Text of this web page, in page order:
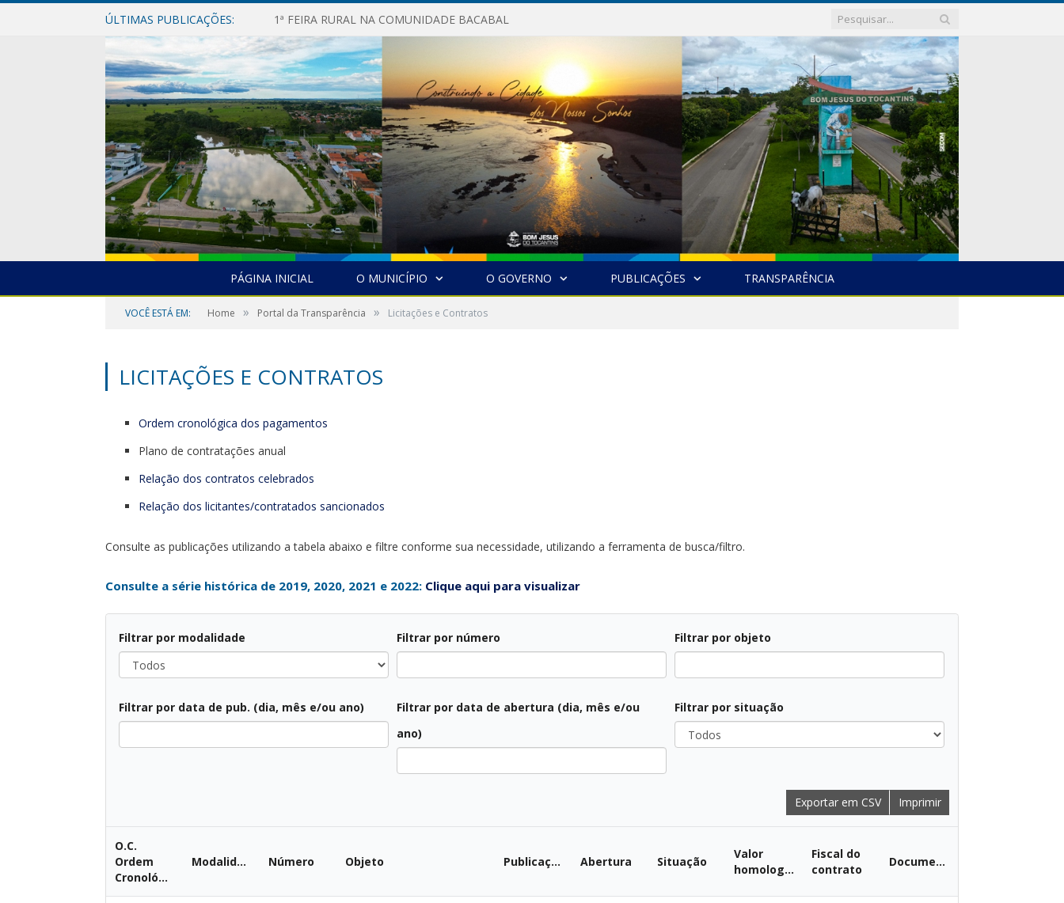
ÚLTIMAS PUBLICAÇÕES: 1ª FEIRA RURAL NA COMUNIDADE BACABAL
PÁGINA INICIAL O MUNICÍPIO O GOVERNO PUBLICAÇÕES TRANSPARÊNCIA
VOCÊ ESTÁ EM: Home » Portal da Transparência » Licitações e Contratos
LICITAÇÕES E CONTRATOS
Ordem cronológica dos pagamentos
Plano de contratações anual
Relação dos contratos celebrados
Relação dos licitantes/contratados sancionados
Consulte as publicações utilizando a tabela abaixo e filtre conforme sua necessidade, utilizando a ferramenta de busca/filtro.
Consulte a série histórica de 2019, 2020, 2021 e 2022: Clique aqui para visualizar
Filtrar por modalidade
Todos
Filtrar por número
Filtrar por objeto
Filtrar por data de pub. (dia, mês e/ou ano)
Filtrar por data de abertura (dia, mês e/ou
ano)
Filtrar por situação
Todos
Exportar em CSV Imprimir
O.C.
Ordem
Cronológica
Modalidade Número Objeto Publicação Abertura Situação
Valor
homologado
Fiscal do
contrato
Documentos